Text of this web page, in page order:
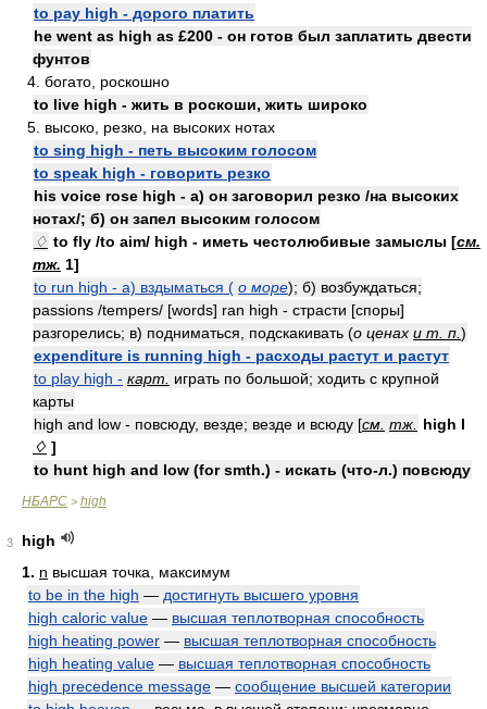
to pay high - дорого платить
he went as high as £200 - он готов был заплатить двести
фунтов
4. богато, роскошно
to live high - жить в роскоши, жить широко
5. высоко, резко, на высоких нотах
to sing high - петь высоким голосом
to speak high - говорить резко
his voice rose high - а) он заговорил резко /на высоких
нотах/; б) он запел высоким голосом
♢ to fly /to aim/ high - иметь честолюбивые замыслы [см.
тж. 1]
to run high - а) вздыматься ( о море); б) возбуждаться;
passions /tempers/ [words] ran high - страсти [споры]
разгорелись; в) подниматься, подскакивать (о ценах и т. п. )
expenditure is running high - расходы растут и растут
to play high - карт.
играть по большой; ходить с крупной
карты
high and low - повсюду, везде; везде и всюду [см. тж.
high I
♢ ]
to hunt high and low (for smth.) - искать (что-л.) повсюду
НБАРС > high
3
high
1. n высшая точка, максимум
to be in the high — достигнуть высшего уровня
high caloric value — высшая теплотворная способность
high heating power — высшая теплотворная способность
high heating value — высшая теплотворная способность
high precedence message — сообщение высшей категории